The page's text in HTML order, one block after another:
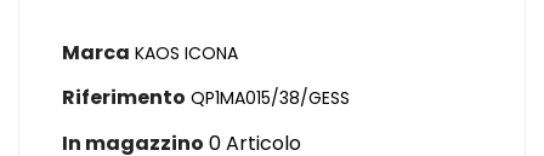
Marca KAOS ICONA
Riferimento QP1MA015/38/GESS
In magazzino 0 Articolo